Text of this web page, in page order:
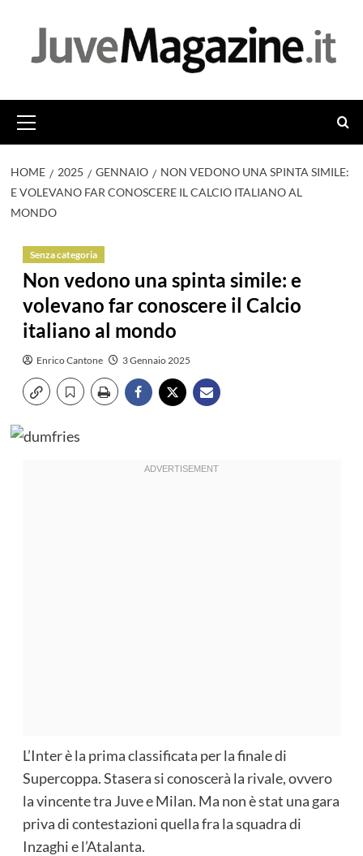
principale
HOME 2025 GENNAIO
NON VEDONO UNA SPINTA SIMILE:
E VOLEVANO FAR CONOSCERE IL CALCIO ITALIANO AL
MONDO
Senza categoria
Non vedono una spinta simile: e
volevano far conoscere il Calcio
italiano al mondo
Enrico Cantone 3 Gennaio 2025
L’Inter è la prima classificata per la finale di
Supercoppa. Stasera si conoscerà la rivale, ovvero
la vincente tra Juve e Milan. Ma non è stat una gara
priva di contestazioni quella fra la squadra di
Inzaghi e l’Atalanta.